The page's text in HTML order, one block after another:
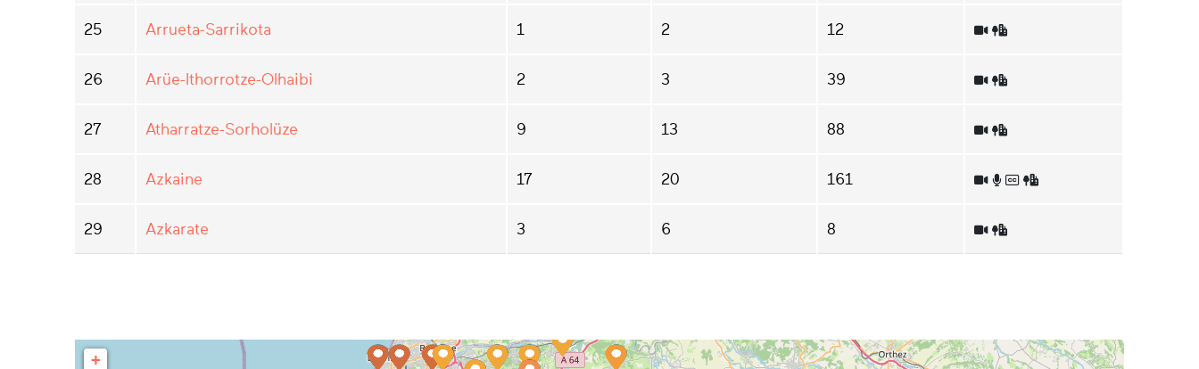
25 Arrueta-Sarrikota 1 2 12
26 Arüe-Ithorrotze-Olhaibi 2 3 39
27 Atharratze-Sorholüze 9 13 88
28 Azkaine 17 20 161
29 Azkarate 3 6 8
+